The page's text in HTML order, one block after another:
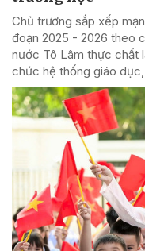
Chủ trương sắp xếp
đoạn 2025 - 2026 theo
nước Tô Lâm thực chất
chức hệ thống giáo